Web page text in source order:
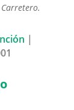
Carretero.
|